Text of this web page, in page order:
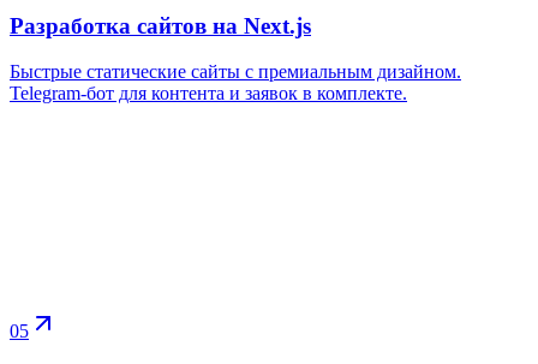
Разработка сайтов на Next.js
Быстрые статические сайты с премиальным дизайном.
Telegram-бот для контента и заявок в комплекте.
05